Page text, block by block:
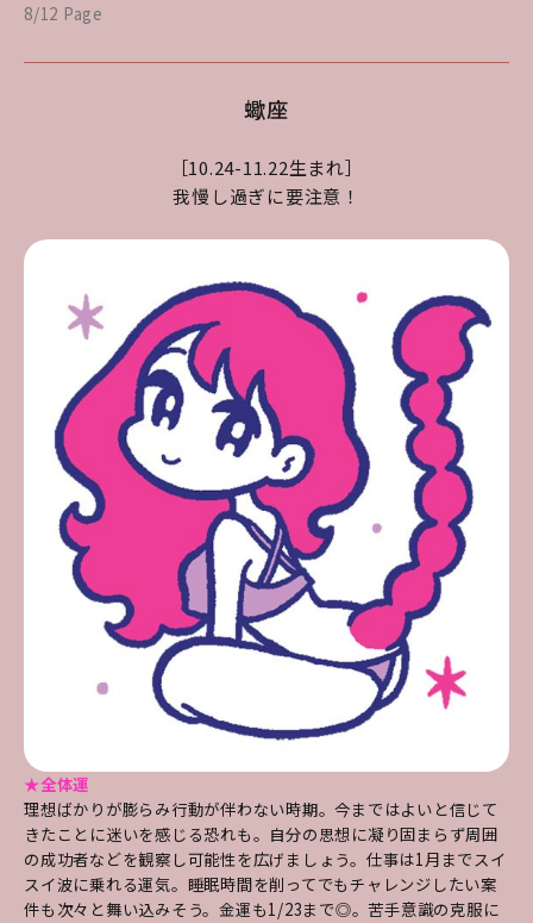
8/12 Page
蠍座
［10.24-11.22生まれ］
我慢し過ぎに要注意！
★全体運
理想ばかりが膨らみ行動が伴わない時期。今まではよいと信じて
きたことに迷いを感じる恐れも。自分の思想に凝り固まらず周囲
の成功者などを観察し可能性を広げましょう。仕事は1月までスイ
スイ波に乗れる運気。睡眠時間を削ってでもチャレンジしたい案
件も次々と舞い込みそう。金運も1/23まで◎。苦手意識の克服に